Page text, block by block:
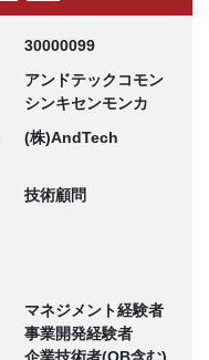
30000099
アンドテックコモン
シンキセンモンカ
(株)AndTech
技術顧問
マネジメント経験者
事業開発経験者